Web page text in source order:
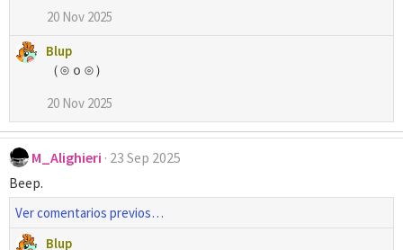
i
n
e
20 Nov 2025
Blup
（⊙ｏ⊙）
20 Nov 2025
M_Alighieri 23 Sep 2025
Beep.
Ver comentarios previos…
Blup